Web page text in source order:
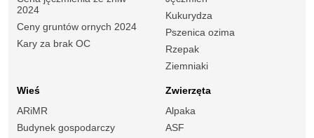
2024
Ceny gruntów ornych 2024
Kary za brak OC
Kukurydza
Pszenica ozima
Rzepak
Ziemniaki
Wieś
ARiMR
Budynek gospodarczy
Zwierzęta
Alpaka
ASF